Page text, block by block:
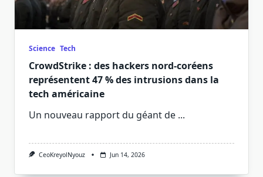
Science Tech
CrowdStrike : des hackers nord-coréens
représentent 47 % des intrusions dans la
tech américaine
Un nouveau rapport du géant de ...
CeoKreyolNyouz Jun 14, 2026